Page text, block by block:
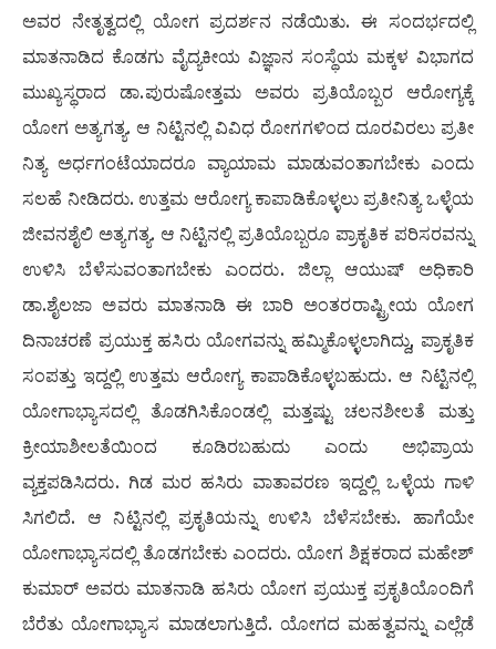
ಅವರ ನೇತೃತ್ವದಲ್ಲಿ ಯೋಗ ಪ್ರದರ್ಶನ ನಡೆಯಿತು. ಈ ಸಂದರ್ಭದಲ್ಲಿ
ಮಾತನಾಡಿದ ಕೊಡಗು ವೈದ್ಯಕೀಯ ವಿಜ್ಞಾನ ಸಂಸ್ಥೆಯ ಮಕ್ಕಳ ವಿಭಾಗದ
ಮುಖ್ಯಸ್ಥರಾದ ಡಾ.ಪುರುಷೋತ್ತಮ ಅವರು ಪ್ರತಿಯೊಬ್ಬರ ಆರೋಗ್ಯಕ್ಕೆ
ಯೋಗ ಅತ್ಯಗತ್ಯ. ಆ ನಿಟ್ಟಿನಲ್ಲಿ ವಿವಿಧ ರೋಗಗಳಿಂದ ದೂರವಿರಲು ಪ್ರತೀ
ನಿತ್ಯ ಅರ್ಧಗಂಟೆಯಾದರೂ ವ್ಯಾಯಾಮ ಮಾಡುವಂತಾಗಬೇಕು ಎಂದು
ಸಲಹೆ ನೀಡಿದರು. ಉತ್ತಮ ಆರೋಗ್ಯ ಕಾಪಾಡಿಕೊಳ್ಳಲು ಪ್ರತೀನಿತ್ಯ ಒಳ್ಳೆಯ
ಜೀವನಶೈಲಿ ಅತ್ಯಗತ್ಯ. ಆ ನಿಟ್ಟಿನಲ್ಲಿ ಪ್ರತಿಯೊಬ್ಬರೂ ಪ್ರಾಕೃತಿಕ ಪರಿಸರವನ್ನು
ಉಳಿಸಿ ಬೆಳೆಸುವಂತಾಗಬೇಕು ಎಂದರು. ಜಿಲ್ಲಾ ಆಯುಷ್ ಅಧಿಕಾರಿ
ಡಾ.ಶೈಲಜಾ ಅವರು ಮಾತನಾಡಿ ಈ ಬಾರಿ ಅಂತರರಾಷ್ಟ್ರೀಯ ಯೋಗ
ದಿನಾಚರಣೆ ಪ್ರಯುಕ್ತ ಹಸಿರು ಯೋಗವನ್ನು ಹಮ್ಮಿಕೊಳ್ಳಲಾಗಿದ್ದು, ಪ್ರಾಕೃತಿಕ
ಸಂಪತ್ತು ಇದ್ದಲ್ಲಿ ಉತ್ತಮ ಆರೋಗ್ಯ ಕಾಪಾಡಿಕೊಳ್ಳಬಹುದು. ಆ ನಿಟ್ಟಿನಲ್ಲಿ
ಯೋಗಾಭ್ಯಾಸದಲ್ಲಿ ತೊಡಗಿಸಿಕೊಂಡಲ್ಲಿ ಮತ್ತಷ್ಟು ಚಲನಶೀಲತೆ ಮತ್ತು
ಕ್ರೀಯಾಶೀಲತೆಯಿಂದ ಕೂಡಿರಬಹುದು ಎಂದು ಅಭಿಪ್ರಾಯ
ವ್ಯಕ್ತಪಡಿಸಿದರು. ಗಿಡ ಮರ ಹಸಿರು ವಾತಾವರಣ ಇದ್ದಲ್ಲಿ ಒಳ್ಳೆಯ ಗಾಳಿ
ಸಿಗಲಿದೆ. ಆ ನಿಟ್ಟಿನಲ್ಲಿ ಪ್ರಕೃತಿಯನ್ನು ಉಳಿಸಿ ಬೆಳೆಸಬೇಕು. ಹಾಗೆಯೇ
ಯೋಗಾಭ್ಯಾಸದಲ್ಲಿ ತೊಡಗಬೇಕು ಎಂದರು. ಯೋಗ ಶಿಕ್ಷಕರಾದ ಮಹೇಶ್
ಕುಮಾರ್ ಅವರು ಮಾತನಾಡಿ ಹಸಿರು ಯೋಗ ಪ್ರಯುಕ್ತ ಪ್ರಕೃತಿಯೊಂದಿಗೆ
ಬೆರೆತು ಯೋಗಾಭ್ಯಾಸ ಮಾಡಲಾಗುತ್ತಿದೆ. ಯೋಗದ ಮಹತ್ವವನ್ನು ಎಲ್ಲೆಡೆ